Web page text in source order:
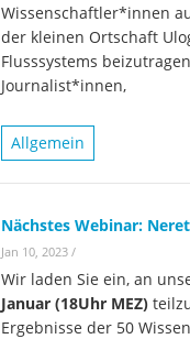
Wissenschaftler*innen
der kleinen Ortschaft
Flusssystems
Journalist*innen,
Allgemein
Nächstes Webinar:
Jan 10, 2023 /
Wir laden Sie ein, an
Januar (18Uhr MEZ)
Ergebnisse der 50